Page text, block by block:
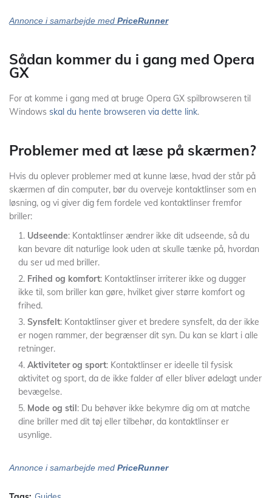
Annonce i samarbejde med PriceRunner
Sådan kommer du i gang med Opera
GX
For at komme i gang med at bruge Opera GX spilbrowseren til
Windows skal du hente browseren via dette link.
Problemer med at læse på skærmen?
Hvis du oplever problemer med at kunne læse, hvad der står på
skærmen af din computer, bør du overveje kontaktlinser som en
løsning, og vi giver dig fem fordele ved kontaktlinser fremfor
briller:
Udseende: Kontaktlinser ændrer ikke dit udseende, så du
kan bevare dit naturlige look uden at skulle tænke på, hvordan
du ser ud med briller.
Frihed og komfort: Kontaktlinser irriterer ikke og dugger
ikke til, som briller kan gøre, hvilket giver større komfort og
frihed.
Synsfelt: Kontaktlinser giver et bredere synsfelt, da der ikke
er nogen rammer, der begrænser dit syn. Du kan se klart i alle
retninger.
Aktiviteter og sport: Kontaktlinser er ideelle til fysisk
aktivitet og sport, da de ikke falder af eller bliver ødelagt under
bevægelse.
Mode og stil: Du behøver ikke bekymre dig om at matche
dine briller med dit tøj eller tilbehør, da kontaktlinser er
usynlige.
Annonce i samarbejde med PriceRunner